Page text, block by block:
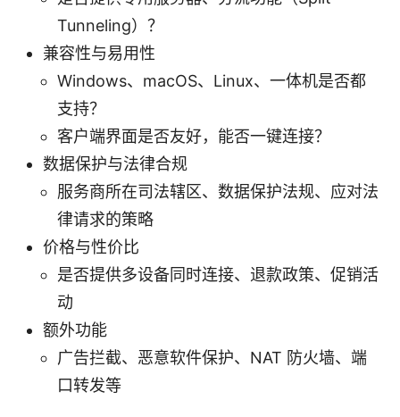
Tunneling）？
兼容性与易用性
Windows、macOS、Linux、一体机是否都
支持？
客户端界面是否友好，能否一键连接？
数据保护与法律合规
服务商所在司法辖区、数据保护法规、应对法
律请求的策略
价格与性价比
是否提供多设备同时连接、退款政策、促销活
动
额外功能
广告拦截、恶意软件保护、NAT 防火墙、端
口转发等